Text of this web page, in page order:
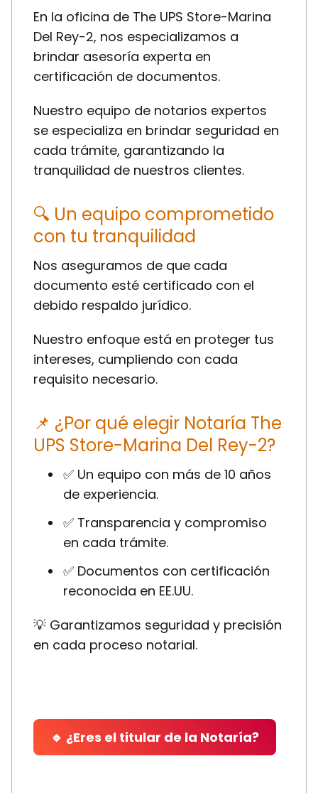
En la oficina de The UPS Store-Marina
Del Rey-2, nos especializamos a
brindar asesoría experta en
certificación de documentos.
Nuestro equipo de notarios expertos
se especializa en brindar seguridad en
cada trámite, garantizando la
tranquilidad de nuestros clientes.
🔍 Un equipo comprometido
con tu tranquilidad
Nos aseguramos de que cada
documento esté certificado con el
debido respaldo jurídico.
Nuestro enfoque está en proteger tus
intereses, cumpliendo con cada
requisito necesario.
📌 ¿Por qué elegir Notaría The
UPS Store-Marina Del Rey-2?
✅ Un equipo con más de 10 años
de experiencia.
✅ Transparencia y compromiso
en cada trámite.
✅ Documentos con certificación
reconocida en EE.UU.
💡 Garantizamos seguridad y precisión
en cada proceso notarial.
🔹 ¿Eres el titular de la Notaría?